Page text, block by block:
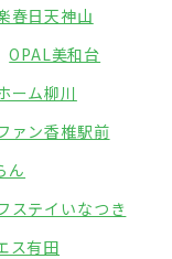
春日天神山
OPAL美和台
ーム柳川
ァン香椎駅前
ん
ステイいなつき
ス有田